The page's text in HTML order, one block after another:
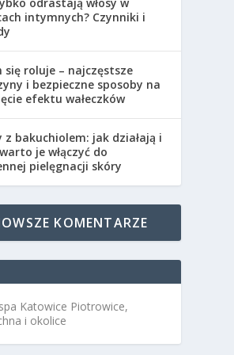
intymnych? Czynniki i
się roluje – najczęstsze
i bezpieczne sposoby na
efektu wałeczków
z bakuchiolem: jak działają i
je włączyć do
pielęgnacji skóry
KOMENTARZE
Katowice Piotrowice,
i okolice